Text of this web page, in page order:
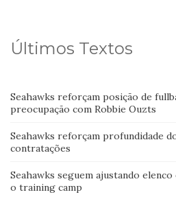
Últimos Textos
Seahawks reforçam posição de
preocupação com Robbie Ouzts
Seahawks reforçam profundidade
contratações
Seahawks seguem ajustando
o training camp